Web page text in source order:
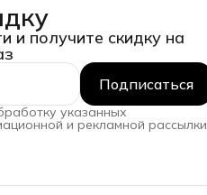
и получите скидку на
Подписаться
указанных
и рекламной рассылки